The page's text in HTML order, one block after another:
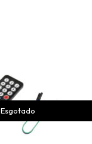
Esgotado